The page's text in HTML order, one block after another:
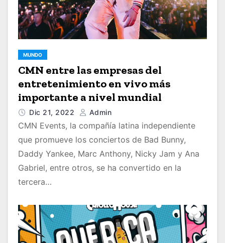
MUNDO
CMN entre las empresas del
entretenimiento en vivo más
importante a nivel mundial
Dic 21, 2022 Admin
CMN Events, la compañía latina independiente
que promueve los conciertos de Bad Bunny,
Daddy Yankee, Marc Anthony, Nicky Jam y Ana
Gabriel, entre otros, se ha convertido en la
tercera…